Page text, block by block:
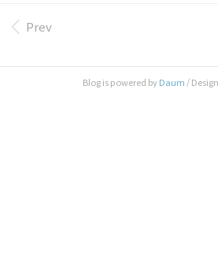
로드스타 등 다른 모델과도 호환이 됩니다
로 적합한 것 같아요 ​ 350W라 일반 ..
겠고 막상 찾았어도 그간 물가가 너무 올라
자전거는 파스 및 쓰로틀 둘다 가능한 전
Prev
Blog is powered by Daum /